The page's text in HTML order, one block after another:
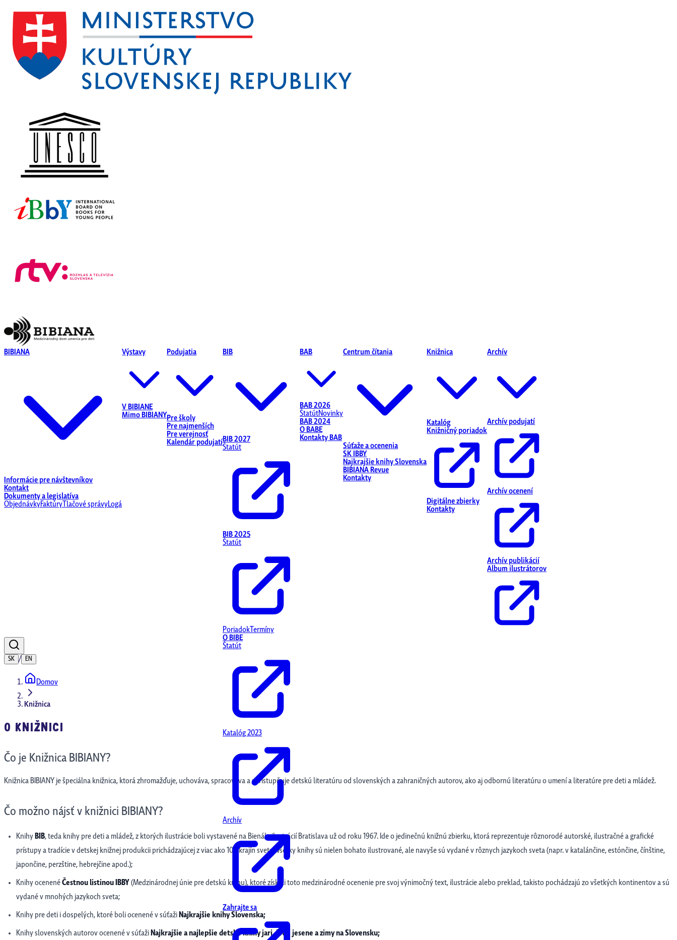
BIBIANA
Informácie pre návštevníkov
Kontakt
Dokumenty a legislatíva
ObjednávkyFaktúry Tlačové správyLogá
Výstavy
V BIBIANE
Mimo BIBIANY
Podujatia
Pre školy
Pre najmenších
Pre verejnosť
Kalendár podujatí
BIB
BIB 2027
Štatút
BIB 2025
Štatút
Poriadok Termíny
O BIBE
Štatút
Katalóg 2023
Archív
Zahrajte sa
BAB
BAB 2026
ŠtatútNovinky
BAB 2024
O BABE
Kontakty BAB
Centrum čítania
Súťaže a ocenenia
SK IBBY
Najkrajšie knihy Slovenska
BIBIANA Revue
Kontakty
Knižnica
Katalóg
Knižničný poriadok
Digitálne zbierky
Kontakty
Archív
Archív podujatí
Archív ocenení
Archív publikácií
Album ilustrátorov
SK / EN
Domov
Knižnica
O KNIŽNICI
Čo je Knižnica BIBIANY?
Knižnica BIBIANY je špeciálna knižnica, ktorá zhromažďuje, uchováva, spracováva a sprístupňuje detskú literatúru od slovenských a zahraničných autorov, ako aj odbornú literatúru o umení a literatúre pre deti a mládež.
Čo možno nájsť v knižnici BIBIANY?
Knihy BIB, teda knihy pre deti a mládež, z ktorých ilustrácie boli vystavené na Bienále ilustrácií Bratislava už od roku 1967. Ide o jedinečnú knižnú zbierku, ktorá reprezentuje rôznorodé autorské, ilustračné a grafické
prístupy a tradície v detskej knižnej produkcii prichádzajúcej z viac ako 100 krajín sveta. Všetky knihy sú nielen bohato ilustrované, ale navyše sú vydané v rôznych jazykoch sveta (napr. v katalánčine, estónčine, čínštine,
japončine, perzštine, hebrejčine apod.);
Knihy ocenené Čestnou listinou IBBY (Medzinárodnej únie pre detskú knihu), ktoré získali toto medzinárodné ocenenie pre svoj výnimočný text, ilustrácie alebo preklad, takisto pochádzajú zo všetkých kontinentov a sú
vydané v mnohých jazykoch sveta;
Knihy pre deti i dospelých, ktoré boli ocenené v súťaži Najkrajšie knihy Slovenska;
Knihy slovenských autorov ocenené v súťaži Najkrajšie a najlepšie detské knihy jari, leta, jesene a zimy na Slovensku;